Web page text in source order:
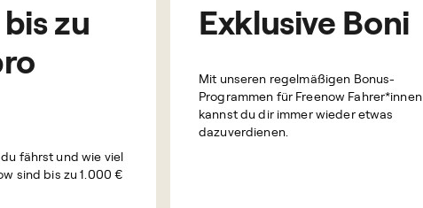
zu
fährst und wie viel
sind bis zu1.000 €
Exklusive Boni
Mit unseren regelmäßigen Bonus-
Programmen für Freenow Fahrer*innen
kannst du dir immer wieder etwas
dazuverdienen.